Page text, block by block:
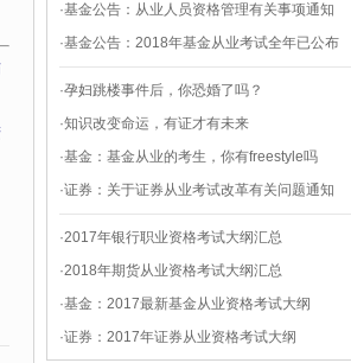
·基金公告：从业人员资格管理有关事项通知
·基金公告：2018年基金从业考试全年已公布
·孕妇跳楼事件后，你恐婚了吗？
·知识改变命运，有证才有未来
·基金：基金从业的考生，你有freestyle吗
·证券：关于证券从业考试改革有关问题通知
·2017年银行职业资格考试大纲汇总
·2018年期货从业资格考试大纲汇总
·基金：2017最新基金从业资格考试大纲
·证券：2017年证券从业资格考试大纲